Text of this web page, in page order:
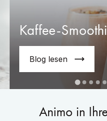
Kaffee-
Blog lesen
Animo in